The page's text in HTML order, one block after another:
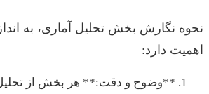
نحوه نگارش بخش تحلیل آماری، به
اهمیت دارد:
**وضوح و دقت:** هر بخش از تحلیل